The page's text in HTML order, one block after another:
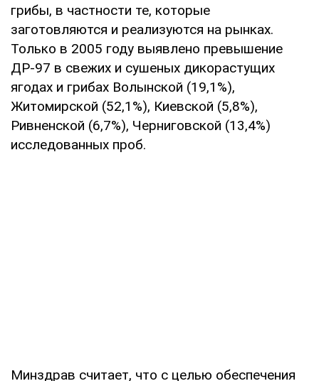
грибы, в частности те, которые
заготовляются и реализуются на рынках.
Только в 2005 году выявлено превышение
ДР-97 в свежих и сушеных дикорастущих
ягодах и грибах Волынской (19,1%),
Житомирской (52,1%), Киевской (5,8%),
Ривненской (6,7%), Черниговской (13,4%)
исследованных проб.
Минздрав считает, что с целью обеспечения